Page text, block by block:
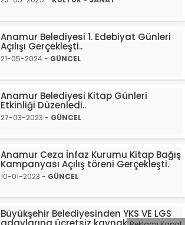
Anamur Belediyesi 1. Edebiyat Günleri
Açılışı Gerçekleşti..
21-05-2024 - GÜNCEL
Anamur Belediyesi Kitap Günleri
Etkinliği Düzenledi..
27-03-2023 - GÜNCEL
Anamur Ceza İnfaz Kurumu Kitap Bağış
Kampanyası Açılış töreni Gerçekleşti.
10-01-2023 - GÜNCEL
Büyükşehir Belediyesinden YKS VE LGS